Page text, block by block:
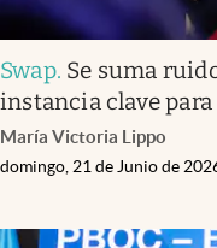
Swap. Se suma
instancia clave
María Victoria Lippo
domingo, 21 de Junio de